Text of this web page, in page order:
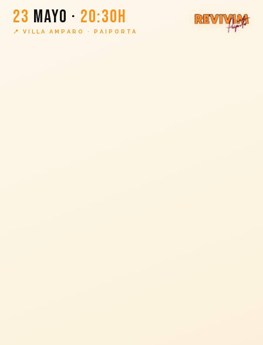
23 MAYO · 20:30H
📍 VILLA AMPARO · PAIPORTA